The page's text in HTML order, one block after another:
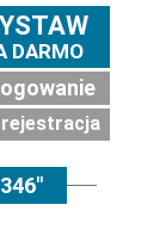
DARMO
logowanie
rejestracja